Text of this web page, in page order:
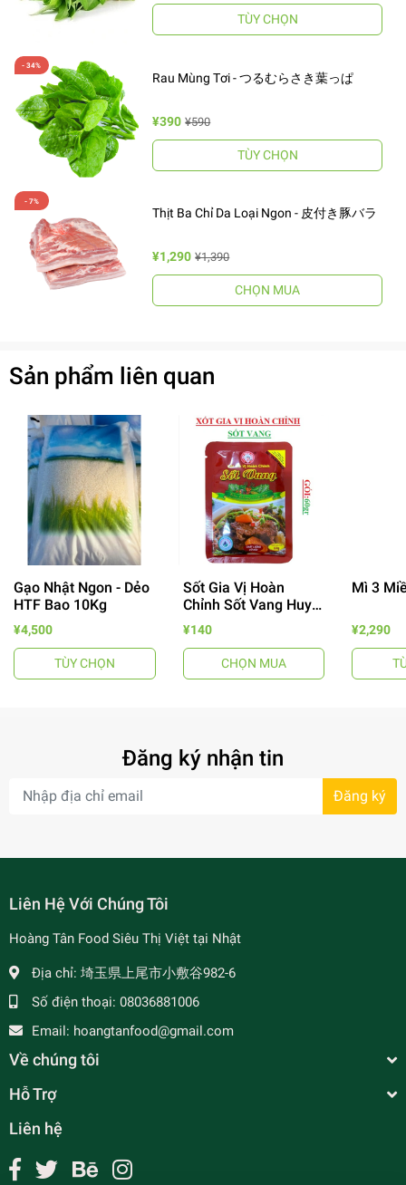
- 64%
TÙY CHỌN
- 34%
Rau Mùng Tơi - つるむらさき葉っぱ
¥390 ¥590
TÙY CHỌN
- 7%
Thịt Ba Chỉ Da Loại Ngon - 皮付き豚バラ
¥1,290 ¥1,390
CHỌN MUA
Sản phẩm liên quan
Gạo Nhật Ngon - Dẻo
HTF Bao 10Kg
¥4,500
TÙY CHỌN
Sốt Gia Vị Hoàn
Chỉnh Sốt Vang Huy
Tuấn
¥140
CHỌN MUA
Mì 3
¥2,290
Đăng ký nhận tin
Đăng ký
Liên Hệ Với Chúng Tôi
Hoàng Tân Food Siêu Thị Việt tại Nhật
Địa chỉ: 埼玉県上尾市小敷谷982-6
Số điện thoại: 08036881006
Email: hoangtanfood@gmail.com
Về chúng tôi
Hỗ Trợ
Liên hệ